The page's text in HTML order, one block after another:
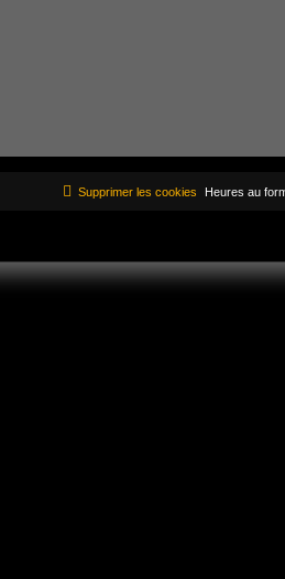
Heures au
Supprimer les cookies